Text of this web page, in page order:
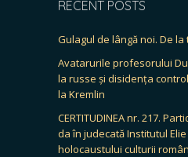
RECENT POSTS
Gulagul de lângă noi. De
Avatarurile profesorului
la russe și disidența
la Kremlin
CERTITUDINEA nr. 217.
da în judecată Institutul
holocaustului culturii